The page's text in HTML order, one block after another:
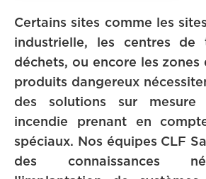
Certains sites comme les
industrielle, les centres de
déchets, ou encore les zones
produits dangereux
des solutions sur mesure
incendie prenant en
spéciaux. Nos équipes CLF
des connaissances